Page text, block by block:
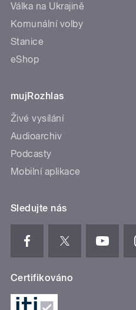
Válka na Ukrajině
Komunální volby
Stanice
eShop
mujRozhlas
Živé vysílání
Audioarchiv
Podcasty
Mobilní aplikace
Sledujte nás
Certifikováno